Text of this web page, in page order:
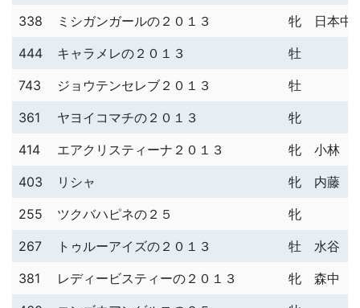
338
ミシガンガールの２０１３ 牝
日本中
444
キャラメレの２０１３
牡
743
ジョウテンセレブ２０１３
牡
361
ヤヨイコマチの２０１３
牝
414
エアクリスティーナ２０１３ 牝
小林
403
リシャ 牝
内藤
255
ツクバハピネの２５
牝
267
トゥルーアイズの２０１３ 牡
水谷
381
レディービスティーの２０１３ 牝
森中